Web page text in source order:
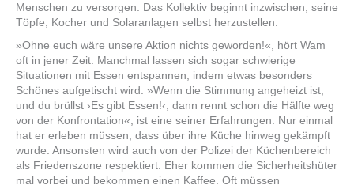
Menschen zu versorgen. Das Kollektiv beginnt inzwischen, seine
Töpfe, Kocher und Solaranlagen selbst herzustellen.
»Ohne euch wäre unsere Aktion nichts geworden!«, hört Wam
oft in jener Zeit. Manchmal lassen sich sogar schwierige
Situationen mit Essen entspannen, indem etwas besonders
Schönes aufgetischt wird. »Wenn die Stimmung angeheizt ist,
und du brüllst ›Es gibt Essen!‹, dann rennt schon die Hälfte weg
von der Konfrontation«, ist eine seiner Erfahrungen. Nur einmal
hat er erleben müssen, dass über ihre Küche hinweg gekämpft
wurde. Ansonsten wird auch von der Polizei der Küchenbereich
als Friedenszone respek­tiert. Eher kommen die Sicherheitshüter
mal vorbei und bekommen einen Kaffee. Oft müssen